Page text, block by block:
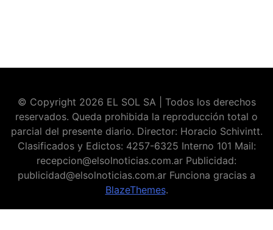
© Copyright 2026 EL SOL SA | Todos los derechos
reservados. Queda prohibida la reproducción total o
parcial del presente diario. Director: Horacio Schivintt.
Clasificados y Edictos: 4257-6325 Interno 101 Mail:
recepcion@elsolnoticias.com.ar Publicidad:
publicidad@elsolnoticias.com.ar Funciona gracias a
BlazeThemes.